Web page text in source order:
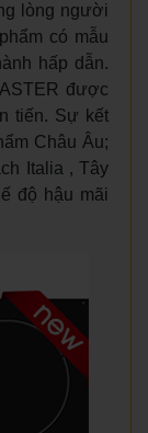
lòng người
có mẫu
hấp dẫn.
được
tiến. Sự kết
Châu Âu;
Italia , Tây
độ hậu mãi